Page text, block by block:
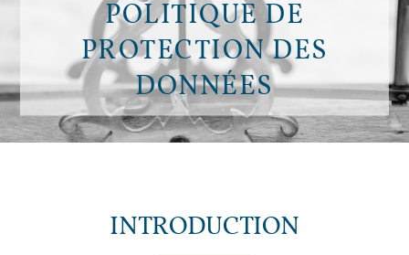
POLITIQUE DE
PROTECTION DES
DONNÉES
INTRODUCTION